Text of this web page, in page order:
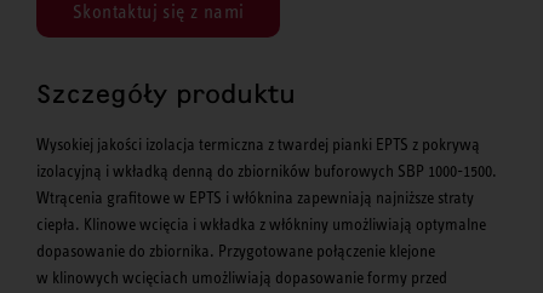
Skontaktuj się z nami
Szczegóły produktu
Wysokiej jakości izolacja termiczna z twardej pianki EPTS z pokrywą
izolacyjną i wkładką denną do zbiorników buforowych SBP 1000-1500.
Wtrącenia grafitowe w EPTS i włóknina zapewniają najniższe straty
ciepła. Klinowe wcięcia i wkładka z włókniny umożliwiają optymalne
dopasowanie do zbiornika. Przygotowane połączenie klejone
w klinowych wcięciach umożliwiają dopasowanie formy przed